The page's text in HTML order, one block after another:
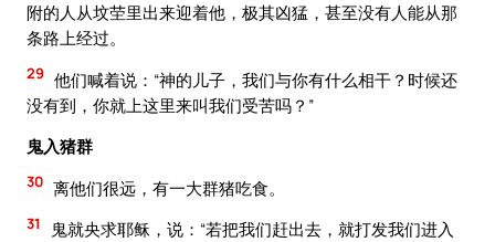
附的人从坟茔里出来迎着他，极其凶猛，甚至没有人能从那
条路上经过。
29 他们喊着说：“神的儿子，我们与你有什么相干？时候还
没有到，你就上这里来叫我们受苦吗？”
鬼入猪群
30 离他们很远，有一大群猪吃食。
31
鬼就央求耶稣，说：“若把我们赶出去，就打发我们进入